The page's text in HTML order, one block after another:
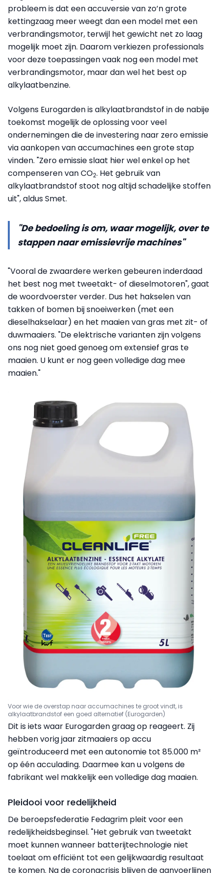
probleem is dat een accuversie van zo’n grote
kettingzaag meer weegt dan een model met een
verbrandingsmotor, terwijl het gewicht net zo laag
mogelijk moet zijn. Daarom verkiezen professionals
voor deze toepassingen vaak nog een model met
verbrandingsmotor, maar dan wel het best op
alkylaatbenzine.
Volgens Eurogarden is alkylaatbrandstof in de nabije
toekomst mogelijk de oplossing voor veel
ondernemingen die de investering naar zero emissie
via aankopen van accumachines een grote stap
vinden. "Zero emissie slaat hier wel enkel op het
compenseren van CO2. Het gebruik van
alkylaatbrandstof stoot nog altijd schadelijke stoffen
uit", aldus Smet.
"De bedoeling is om, waar mogelijk, over te
stappen naar emissievrije machines"
"Vooral de zwaardere werken gebeuren inderdaad
het best nog met tweetakt- of dieselmotoren", gaat
de woordvoerster verder. Dus het hakselen van
takken of bomen bij snoeiwerken (met een
dieselhakselaar) en het maaien van gras met zit- of
duwmaaiers. "De elektrische varianten zijn volgens
ons nog niet goed genoeg om extensief gras te
maaien. U kunt er nog geen volledige dag mee
maaien."
Voor wie de overstap naar accumachines te groot vindt, is
alkylaatbrandstof een goed alternatief (Eurogarden)
Dit is iets waar Eurogarden graag op reageert. Zij
hebben vorig jaar zitmaaiers op accu
geïntroduceerd met een autonomie tot 85.000 m²
op één acculading. Daarmee kan u volgens de
fabrikant wel makkelijk een volledige dag maaien.
Pleidooi voor redelijkheid
De beroepsfederatie Fedagrim pleit voor een
redelijkheidsbeginsel. "Het gebruik van tweetakt
moet kunnen wanneer batterijtechnologie niet
toelaat om efficiënt tot een gelijkwaardig resultaat
te komen. Na de coronacrisis blijven de aanvoerlijnen